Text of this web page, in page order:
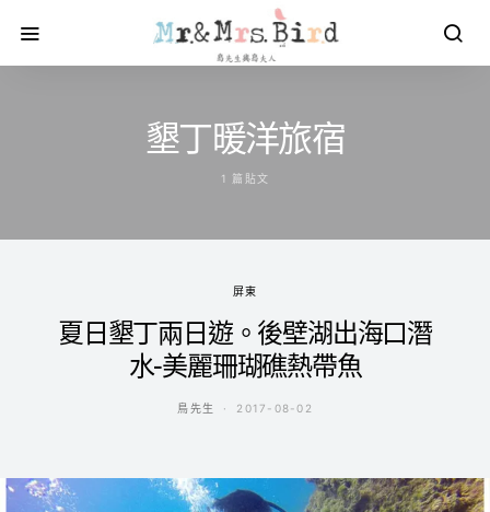
墾丁暖洋旅宿
1 篇貼文
屏東
夏日墾丁兩日遊。後壁湖出海口潛
水-美麗珊瑚礁熱帶魚
鳥先生 2017-08-02